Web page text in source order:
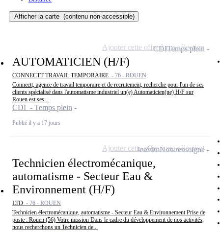
Afficher la carte (contenu non-accessible)
AUTOMATICIEN (H/F)
CONNECTT TRAVAIL TEMPORAIRE - 76 - ROUEN
Connectt, agence de travail temporaire et de recrutement, recherche pour l'un de ses
clients spécialisé dans l'automatisme industriel un(e) Automaticien(ne) H/F sur
Rouen est ses...
CDI - Temps plein
Publié il y a 17 jours
CDITemps plein
Ajouter cette offre à ma sélection
Technicien électromécanique,
automatisme - Secteur Eau &
Environnement (H/F)
LTD - 76 - ROUEN
Technicien électromécanique, automatisme - Secteur Eau & Environnement Prise de
poste : Rouen (56) Votre mission Dans le cadre du développement de nos activités,
nous recherchons un Technicien de...
IntérimNon renseigné
Ajouter cette offre à ma sélection